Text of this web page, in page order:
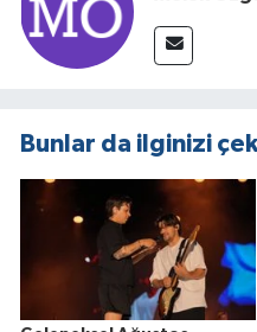
Bunlar da ilginizi